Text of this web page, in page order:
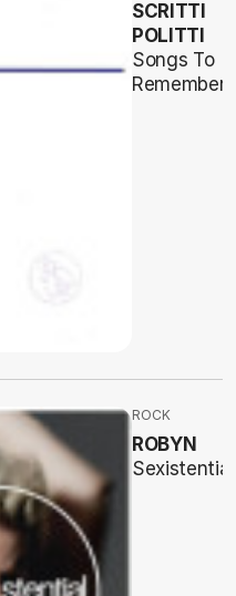
SCRITTI
POLITTI
Songs To
Remember
ROCK
ROBYN
Sexistential